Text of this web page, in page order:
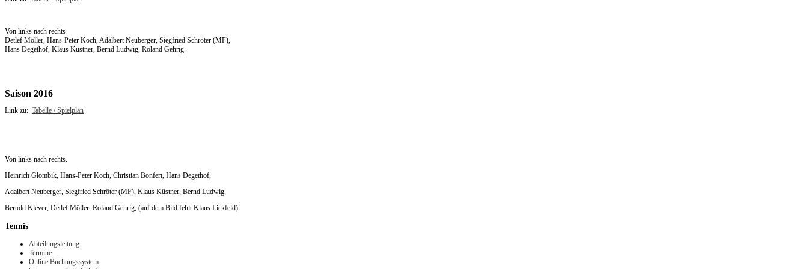
Von links nach rechts
Detlef Möller, Hans-Peter Koch, Adalbert Neuberger, Siegfried Schröter (MF),
Hans Degethof, Klaus Küstner, Bernd Ludwig, Roland Gehrig.
Saison 2016
Link zu: Tabelle / Spielplan
Von links nach rechts.
Heinrich Glombik, Hans-Peter Koch, Christian Bonfert, Hans Degethof,
Adalbert Neuberger, Siegfried Schröter (MF), Klaus Küstner, Bernd Ludwig,
Bertold Klever, Detlef Möller, Roland Gehrig, (auf dem Bild fehlt Klaus Lickfeld)
Tennis
Abteilungsleitung
Termine
Online Buchungssystem